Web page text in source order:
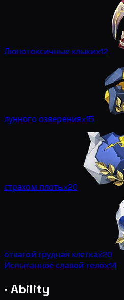
Люпотоксичные клыкиx12
лунного озверенияx15
страхом плотьx20
отвагой грудная клеткаx20
Испытанное славой телоx14
· Ability